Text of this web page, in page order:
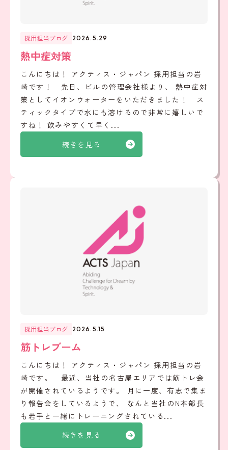
続きを見る
採用担当ブログ 2026.5.29
熱中症対策
こんにちは！ アクティス・ジャパン 採用担当の岩
崎です！ 先日、ビルの管理会社様より、 熱中症対
策としてイオンウォーターをいただきました！ ス
ティックタイプで水にも溶けるので非常に嬉しいで
すね！ 飲みやすくて早く...
続きを見る
採用担当ブログ 2026.5.15
筋トレブーム
こんにちは！ アクティス・ジャパン 採用担当の岩
崎です。 最近、当社の名古屋エリアでは筋トレ会
が開催されているようです。 月に一度、有志で集ま
り報告会をしているようで、 なんと当社のN本部長
も若手と一緒にトレーニングされている...